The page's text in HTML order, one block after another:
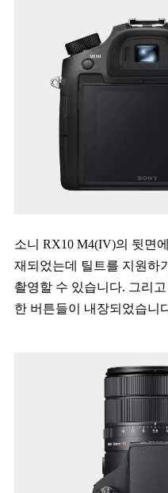
소니 RX10 M4(IV)의 뒷면
재되었는데 틸트를 지원하
촬영할 수 있습니다. 그리
한 버튼들이 내장되었습니